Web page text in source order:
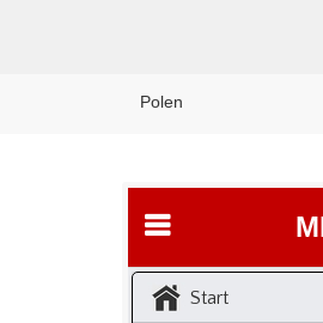
Polen
Start